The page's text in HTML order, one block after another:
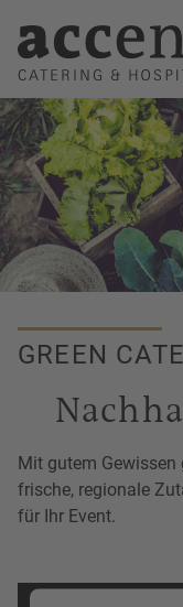
main
GREEN
Mit gutem Gewissen
frische, regionale
für Ihr Event.